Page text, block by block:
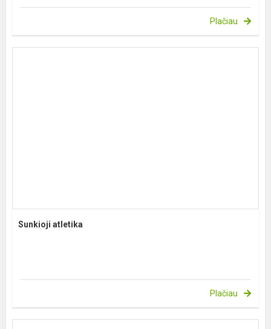
Plačiau
Sunkioji atletika
Plačiau